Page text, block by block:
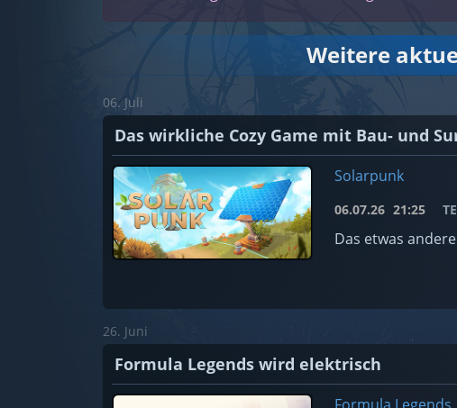
Weitere
06. Juli
Das wirkliche Cozy Game mit Bau- und
Solarpunk
06.07.26 21:25
Das etwas
26. Juni
Formula Legends wird elektrisch